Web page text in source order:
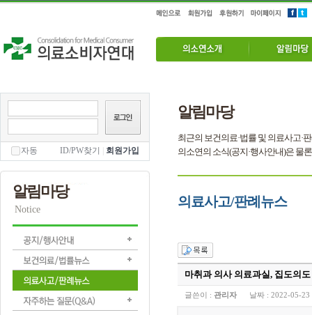
자동 ID/PW찾기 회원가입
알림마당
Notice
알림마당
최근의 보건의료·법률 및 의료사고·
의소연의 소식(공지·행사안내)은 물
의료사고/판례뉴스
마취과 의사 의료과실, 집도의
글쓴이 : 관리자 날짜 : 2022-05-23